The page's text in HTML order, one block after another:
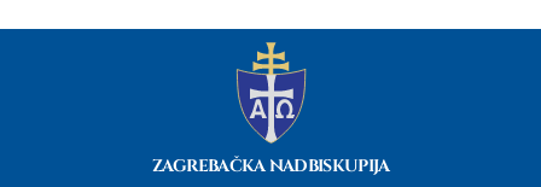
ZAGREBAČKA NADBISKUPIJA